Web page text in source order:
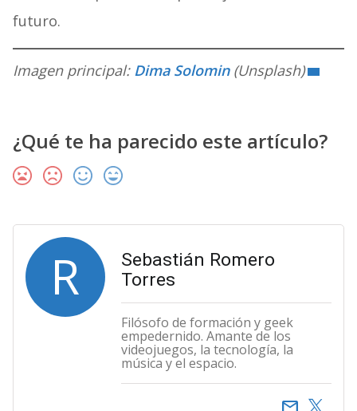
futuro.
Imagen principal: Dima Solomin(Unsplash)
¿Qué te ha parecido este artículo?
R
Sebastián Romero
Torres
Filósofo de formación y geek
empedernido. Amante de los
videojuegos, la tecnología, la
música y el espacio.